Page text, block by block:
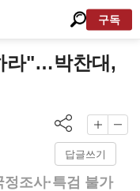
구독
라"…박찬대,
답글쓰기
조사·특검 불가